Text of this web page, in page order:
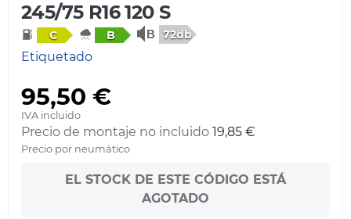
245/75 R16 120 S
C B 72db
Etiquetado
95,50 €
IVA incluido
Precio de montaje no incluido 19,85 €
Precio por neumático
EL STOCK DE ESTE CÓDIGO ESTÁ
AGOTADO